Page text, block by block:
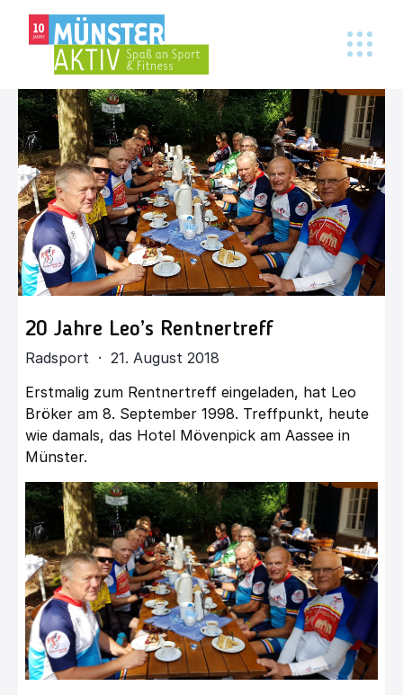
20 Jahre Leo’s Rentnertreff
Radsport · 21. August 2018
Erstmalig zum Rentnertreff eingeladen, hat Leo
Bröker am 8. September 1998. Treffpunkt, heute
wie damals, das Hotel Mövenpick am Aassee in
Münster.